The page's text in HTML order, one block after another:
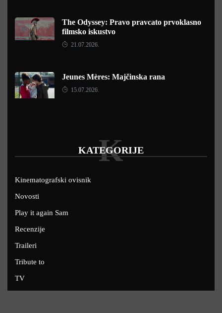
The Odyssey: Pravo pravcato prvoklasno
filmsko iskustvo
21.07.2026.
Jeunes Mères: Majčinska rana
15.07.2026.
KATEGORIJE
K
Kinematografski ovisnik
Novosti
Play it again Sam
Recenzije
Traileri
Tribute to
TV